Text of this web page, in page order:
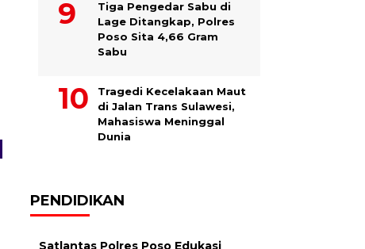
Tiga Pengedar Sabu di
Lage Ditangkap, Polres
Poso Sita 4,66 Gram
Sabu
Tragedi Kecelakaan Maut
di Jalan Trans Sulawesi,
Mahasiswa Meninggal
Dunia
PENDIDIKAN
Satlantas Polres Poso Edukasi